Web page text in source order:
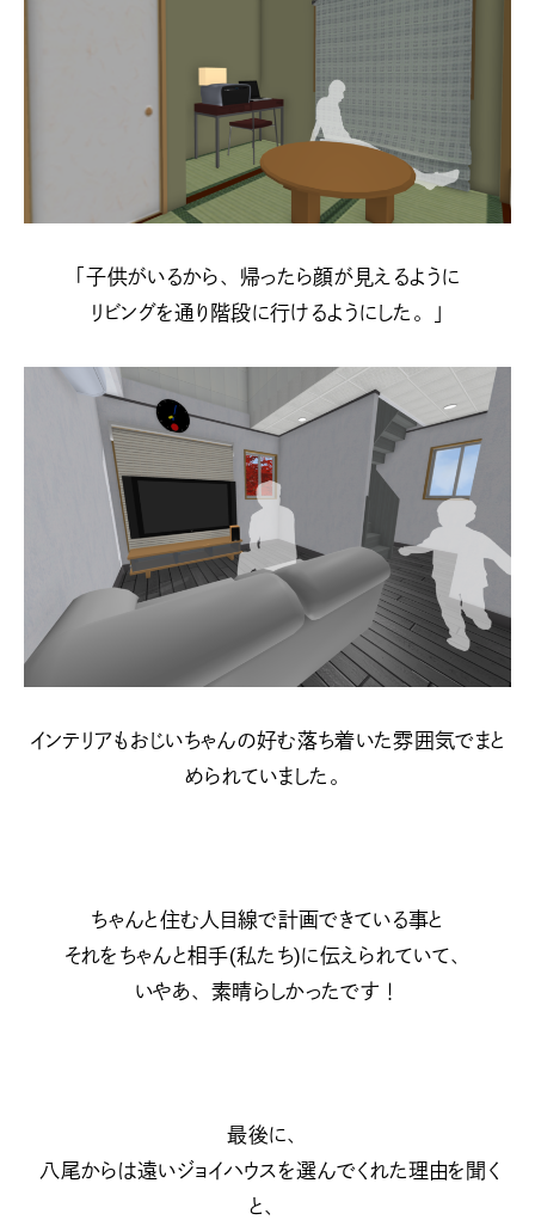
「子供がいるから、帰ったら顔が見えるように
リビングを通り階段に行けるようにした。」
インテリアもおじいちゃんの好む落ち着いた雰囲気でまと
められていました。
ちゃんと住む人目線で計画できている事と
それをちゃんと相手(私たち)に伝えられていて、
いやあ、素晴らしかったです！
最後に、
八尾からは遠いジョイハウスを選んでくれた理由を聞く
と、